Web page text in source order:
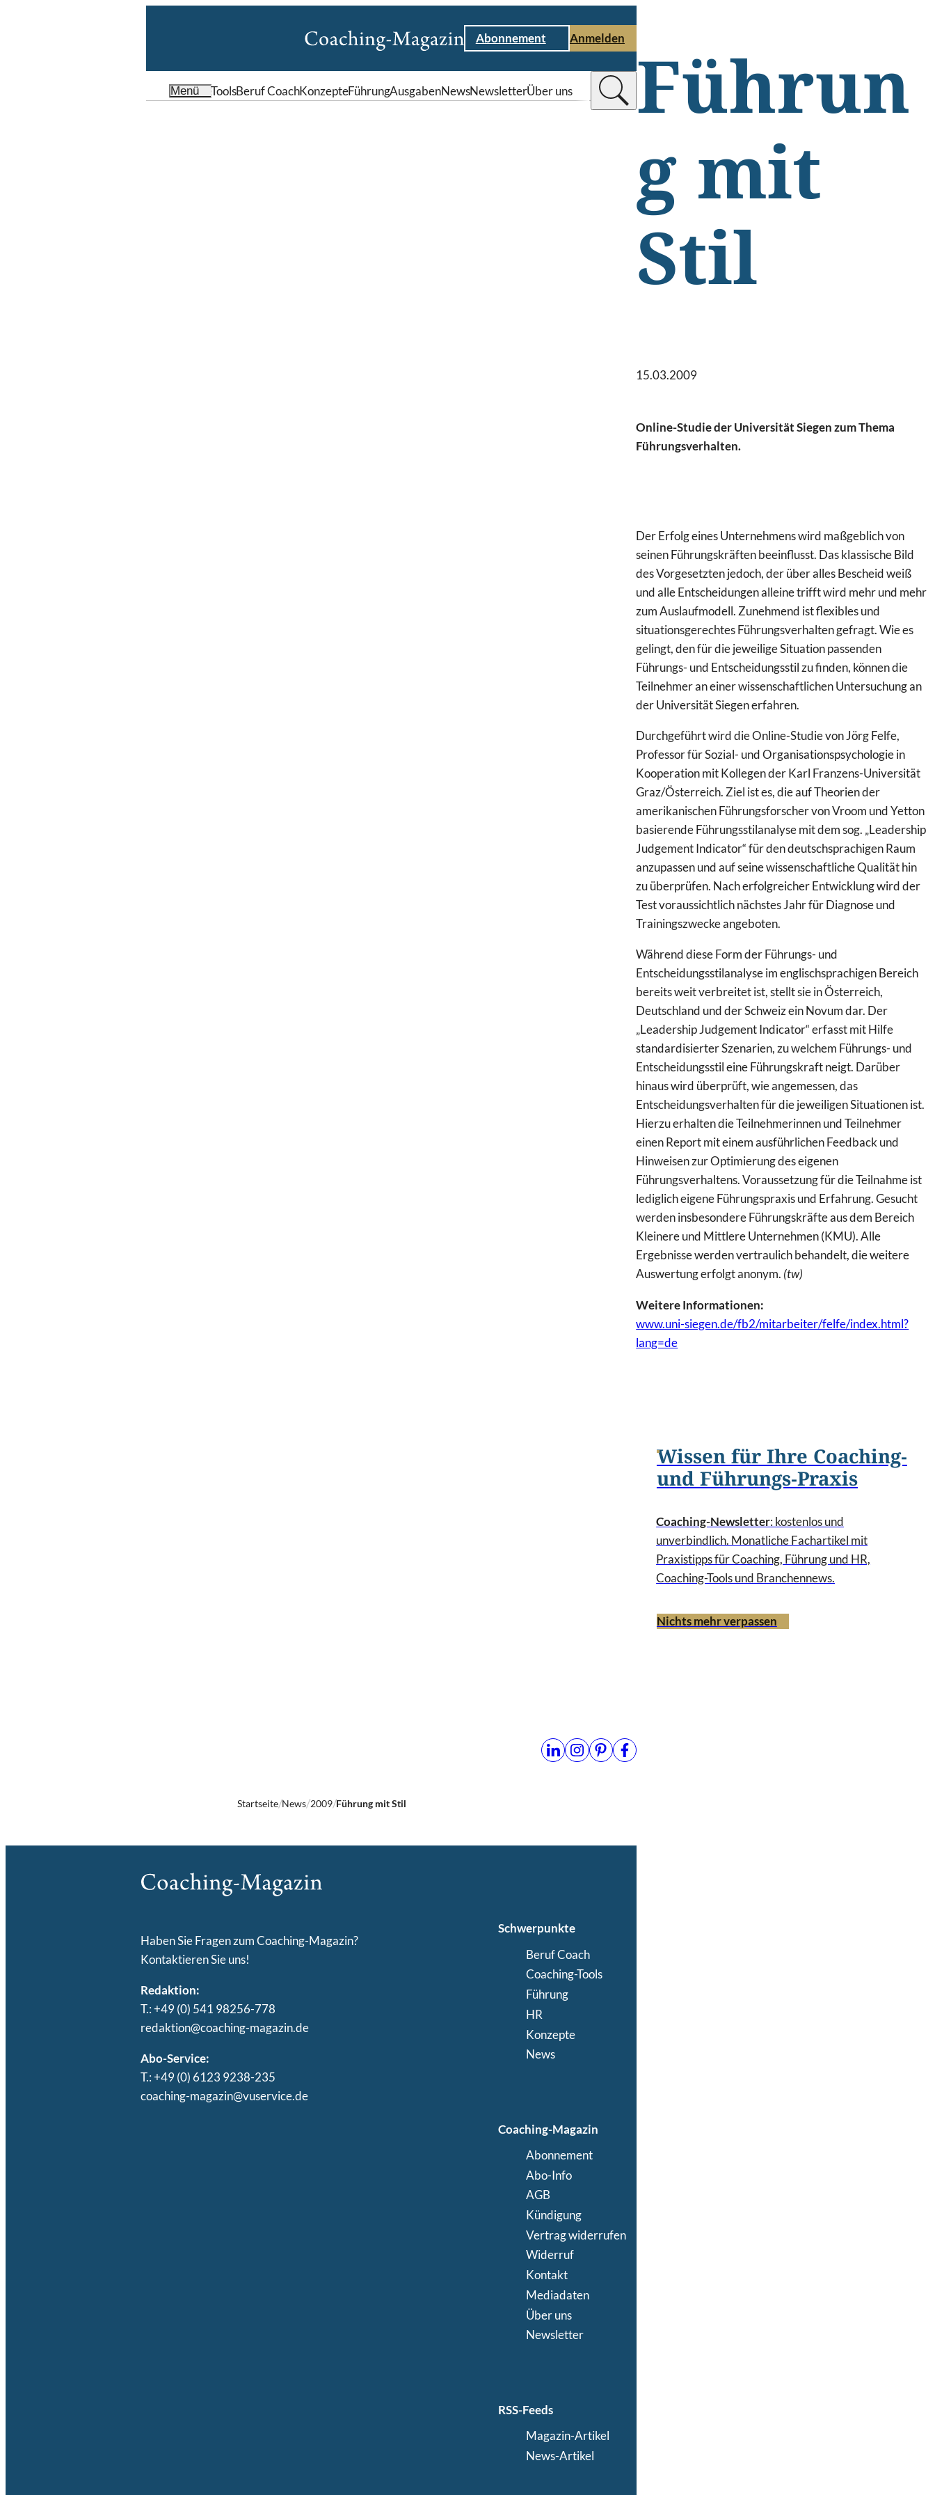
Abonnement Anmelden
Menü ToolsBeruf CoachKonzepteFührungAusgabenNewsNewsletterÜber uns
Führun
g mit
Stil
15.03.2009
Online-Studie der Universität Siegen zum Thema
Führungsverhalten.
Der Erfolg eines Unternehmens wird maßgeblich von
seinen Führungskräften beeinflusst. Das klassische Bild
des Vorgesetzten jedoch, der über alles Bescheid weiß
und alle Entscheidungen alleine trifft wird mehr und mehr
zum Auslaufmodell. Zunehmend ist flexibles und
situationsgerechtes Führungsverhalten gefragt. Wie es
gelingt, den für die jeweilige Situation passenden
Führungs- und Entscheidungsstil zu finden, können die
Teilnehmer an einer wissenschaftlichen Untersuchung an
der Universität Siegen erfahren.
Durchgeführt wird die Online-Studie von Jörg Felfe,
Professor für Sozial- und Organisationspsychologie in
Kooperation mit Kollegen der Karl Franzens-Universität
Graz/Österreich. Ziel ist es, die auf Theorien der
amerikanischen Führungsforscher von Vroom und Yetton
basierende Führungsstilanalyse mit dem sog. „Leadership
Judgement Indicator“ für den deutschsprachigen Raum
anzupassen und auf seine wissenschaftliche Qualität hin
zu überprüfen. Nach erfolgreicher Entwicklung wird der
Test voraussichtlich nächstes Jahr für Diagnose und
Trainingszwecke angeboten.
Während diese Form der Führungs- und
Entscheidungsstilanalyse im englischsprachigen Bereich
bereits weit verbreitet ist, stellt sie in Österreich,
Deutschland und der Schweiz ein Novum dar. Der
„Leadership Judgement Indicator“ erfasst mit Hilfe
standardisierter Szenarien, zu welchem Führungs- und
Entscheidungsstil eine Führungskraft neigt. Darüber
hinaus wird überprüft, wie angemessen, das
Entscheidungsverhalten für die jeweiligen Situationen ist.
Hierzu erhalten die Teilnehmerinnen und Teilnehmer
einen Report mit einem ausführlichen Feedback und
Hinweisen zur Optimierung des eigenen
Führungsverhaltens. Voraussetzung für die Teilnahme ist
lediglich eigene Führungspraxis und Erfahrung. Gesucht
werden insbesondere Führungskräfte aus dem Bereich
Kleinere und Mittlere Unternehmen (KMU). Alle
Ergebnisse werden vertraulich behandelt, die weitere
Auswertung erfolgt anonym. (tw)
Weitere Informationen:
www.uni-siegen.de/fb2/mitarbeiter/felfe/index.html?
lang=de
Wissen für Ihre Coaching-
und Führungs-Praxis
Coaching-Newsletter: kostenlos und
unverbindlich. Monatliche Fachartikel mit
Praxistipps für Coaching, Führung und HR,
Coaching-Tools und Branchennews.
Nichts mehr verpassen
Startseite News 2009 Führung mit Stil
Haben Sie Fragen zum Coaching-Magazin?
Kontaktieren Sie uns!
Redaktion:
T.: +49 (0) 541 98256-778
redaktion@coaching-magazin.de
Abo-Service:
T.: +49 (0) 6123 9238-235
coaching-magazin@vuservice.de
Schwerpunkte
Beruf Coach
Coaching-Tools
Führung
HR
Konzepte
News
Coaching-Magazin
Abonnement
Abo-Info
AGB
Kündigung
Vertrag widerrufen
Widerruf
Kontakt
Mediadaten
Über uns
Newsletter
RSS-Feeds
Magazin-Artikel
News-Artikel